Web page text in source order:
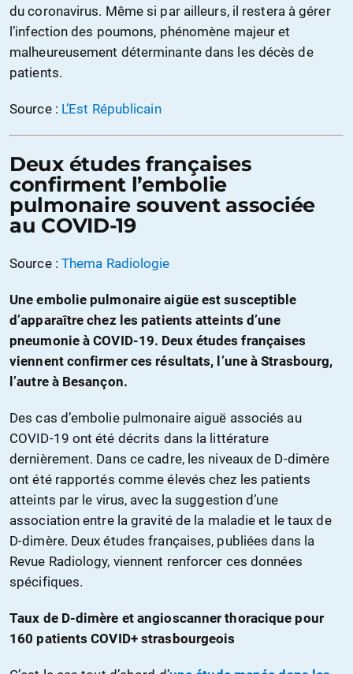
du coronavirus. Même si par ailleurs, il restera à gérer
l’infection des poumons, phénomène majeur et
malheureusement déterminante dans les décès de
patients.
Source : L’Est Républicain
Deux études françaises
confirment l’embolie
pulmonaire souvent associée
au COVID-19
Source : Thema Radiologie
Une embolie pulmonaire aigüe est susceptible
d’apparaître chez les patients atteints d’une
pneumonie à COVID-19. Deux études françaises
viennent confirmer ces résultats, l’une à Strasbourg,
l’autre à Besançon.
Des cas d’embolie pulmonaire aiguë associés au
COVID-19 ont été décrits dans la littérature
dernièrement. Dans ce cadre, les niveaux de D-dimère
ont été rapportés comme élevés chez les patients
atteints par le virus, avec la suggestion d’une
association entre la gravité de la maladie et le taux de
D-dimère. Deux études françaises, publiées dans la
Revue Radiology, viennent renforcer ces données
spécifiques.
Taux de D-dimère et angioscanner thoracique pour
160 patients COVID+ strasbourgeois